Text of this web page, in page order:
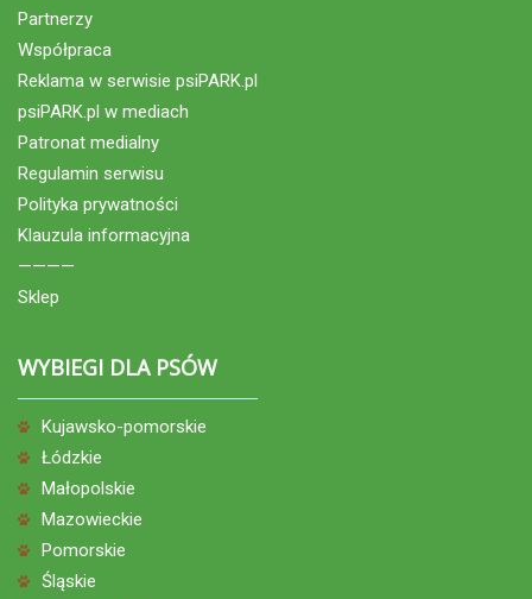
Partnerzy
Współpraca
Reklama w serwisie psiPARK.pl
psiPARK.pl w mediach
Patronat medialny
Regulamin serwisu
Polityka prywatności
Klauzula informacyjna
————
Sklep
WYBIEGI DLA PSÓW
Kujawsko-pomorskie
Łódzkie
Małopolskie
Mazowieckie
Pomorskie
Śląskie